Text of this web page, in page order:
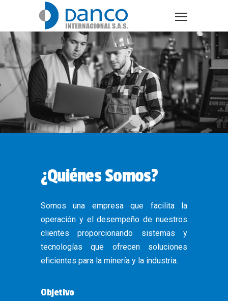
¿Quiénes Somos?
Somos una empresa que facilita la
operación y el desempeño de nuestros
clientes proporcionando sistemas y
tecnologías que ofrecen soluciones
eficientes para la minería y la industria.
Objetivo